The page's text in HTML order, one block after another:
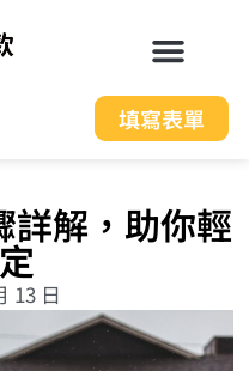
填寫表單
詳解，助你輕
13 日